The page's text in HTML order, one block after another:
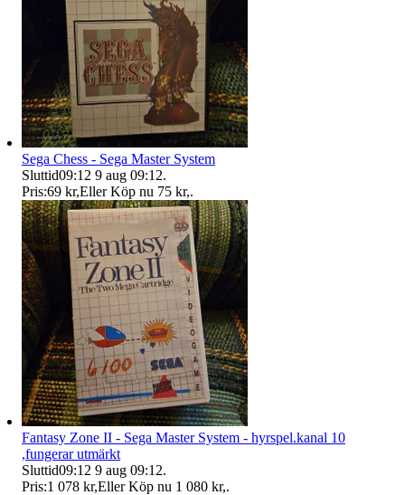
Sega Chess - Sega Master System
Sluttid09:12 9 aug 09:12.
Pris:69 kr,Eller Köp nu 75 kr,.
Fantasy Zone II - Sega Master System - hyrspel.kanal 10
,fungerar utmärkt
Sluttid09:12 9 aug 09:12.
Pris:1 078 kr,Eller Köp nu 1 080 kr,.